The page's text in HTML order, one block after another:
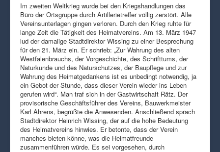
Im zweiten Weltkrieg wurde bei den Kriegshandlungen das
Büro der Ortsgruppe durch Artillerietreffer völlig zerstört. Alle
Vereinsunterlagen gingen verloren. Durch den Krieg ruhte für
lange Zeit die Tätigkeit des Heimatvereins. Am 13. März 1947
lud der damalige Stadtdirektor Wissing zu einer Besprechung
für den 21. März ein. Er schrieb: „Zur Wahrung des alten
Westfalenbrauchs, der Vorgeschichte, des Schrifttums, der
Naturkunde und des Naturschutzes, der Baupflege und zur
Wahrung des Heimatgedankens ist es unbedingt notwendig, ja
ein Gebot der Stunde, dass dieser Verein wieder ins Leben
gerufen wird“. Man traf sich in der Gastwirtschaft Rätz. Der
provisorische Geschäftsführer des Vereins, Bauwerkmeister
Karl Ahrens, begrüßte die Anwesenden. Anschließend sprach
Stadtdirektor Heinrich Wissing, der auf die hohe Bedeutung
des Heimatvereins hinwies. Er betonte, dass der Verein
manches bieten könne, was die Heimatfreunde
zusammenführen würde. Es sei vorgesehen, durch